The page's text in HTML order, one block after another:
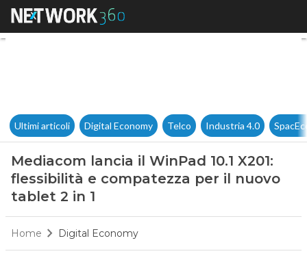
Mediacom lancia il WinPad
Ultimi articoli Digital Economy Telco Industria 4.0
Mediacom lancia il WinPad 10.1 X201:
flessibilità e compatezza per il nuovo
tablet 2 in 1
Home Digital Economy